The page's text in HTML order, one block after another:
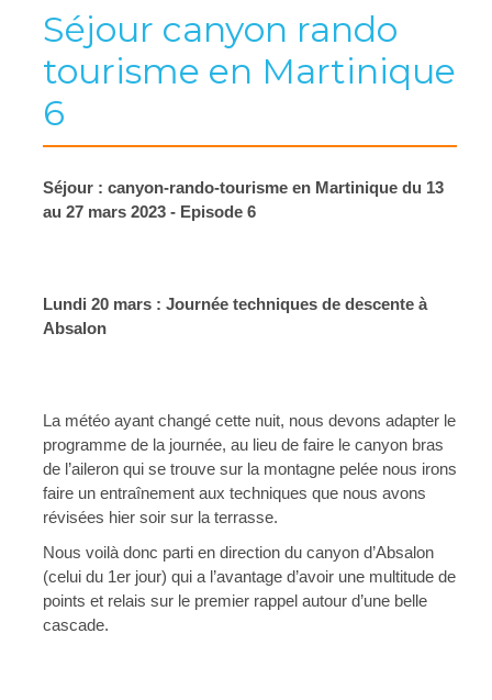
Séjour canyon rando
tourisme en Martinique
6
Séjour : canyon-rando-tourisme en Martinique du 13
au 27 mars 2023 - Episode 6
Lundi 20 mars : Journée techniques de descente à
Absalon
La météo ayant changé cette nuit, nous devons adapter le
programme de la journée, au lieu de faire le canyon bras
de l’aileron qui se trouve sur la montagne pelée nous irons
faire un entraînement aux techniques que nous avons
révisées hier soir sur la terrasse.
Nous voilà donc parti en direction du canyon d’Absalon
(celui du 1er jour) qui a l’avantage d’avoir une multitude de
points et relais sur le premier rappel autour d’une belle
cascade.